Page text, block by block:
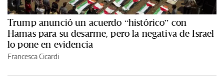
Trump anunció un acuerdo “histórico” con
Hamas para su desarme, pero la negativa de Israel
lo pone en evidencia
Francesca Cicardi